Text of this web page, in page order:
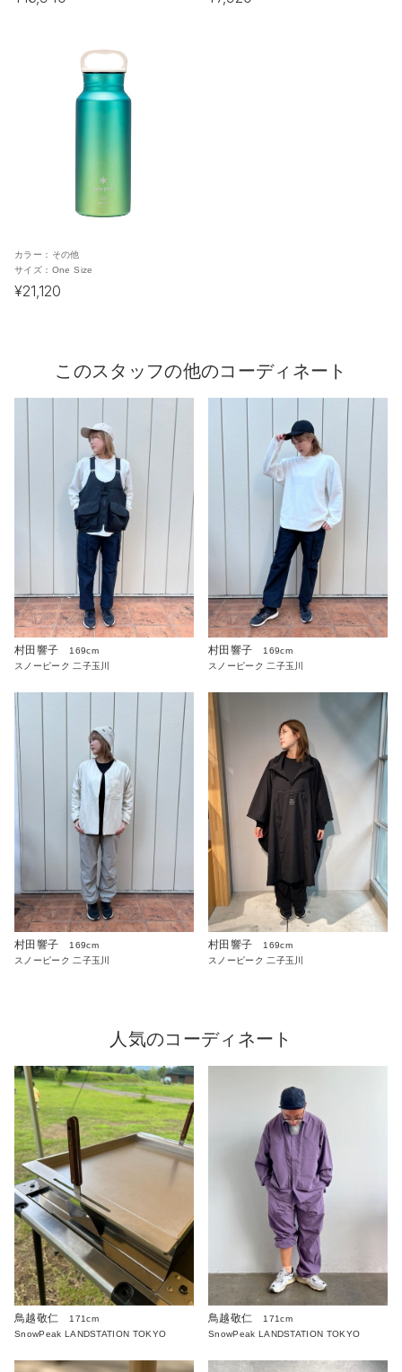
カラー： その他
サイズ： One Size
¥21,120
このスタッフの他のコーディネート
村田響子
169cm
スノーピーク 二子玉川
村田響子
169cm
スノーピーク 二子玉川
村田響子
169cm
スノーピーク 二子玉川
村田響子
169cm
スノーピーク 二子玉川
人気のコーディネート
鳥越敬仁
171cm
SnowPeak LANDSTATION TOKYO
鳥越敬仁
171cm
SnowPeak LANDSTATION TOKYO